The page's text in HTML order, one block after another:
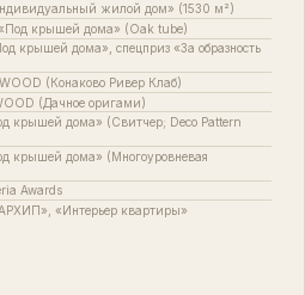
жилой дом» (1530 м²)
«Под крышей дома» (Oak tube)
крышей дома», спецприз «За образность
(Конаково Ривер Клаб)
(Дачное оригами)
крышей дома» (Свитчер; Deco Pattern
крышей дома» (Многоуровневая
Awards
«Интерьер квартиры»